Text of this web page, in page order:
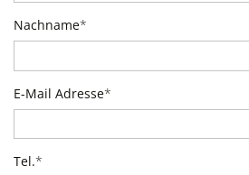
Nachname*
E-Mail Adresse*
Tel.*